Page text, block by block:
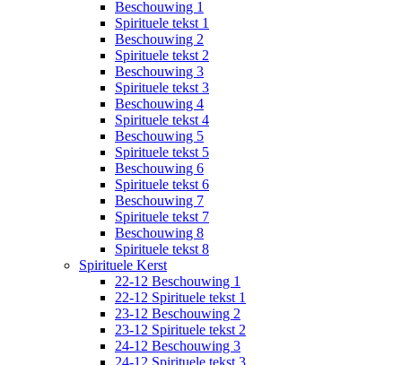
Beschouwing 1
Spirituele tekst 1
Beschouwing 2
Spirituele tekst 2
Beschouwing 3
Spirituele tekst 3
Beschouwing 4
Spirituele tekst 4
Beschouwing 5
Spirituele tekst 5
Beschouwing 6
Spirituele tekst 6
Beschouwing 7
Spirituele tekst 7
Beschouwing 8
Spirituele tekst 8
Spirituele Kerst
22-12 Beschouwing 1
22-12 Spirituele tekst 1
23-12 Beschouwing 2
23-12 Spirituele tekst 2
24-12 Beschouwing 3
24-12 Spirituele tekst 3